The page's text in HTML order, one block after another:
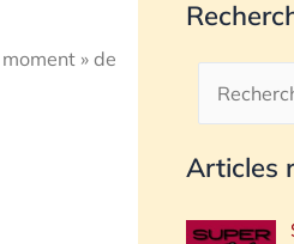
» de
Articles